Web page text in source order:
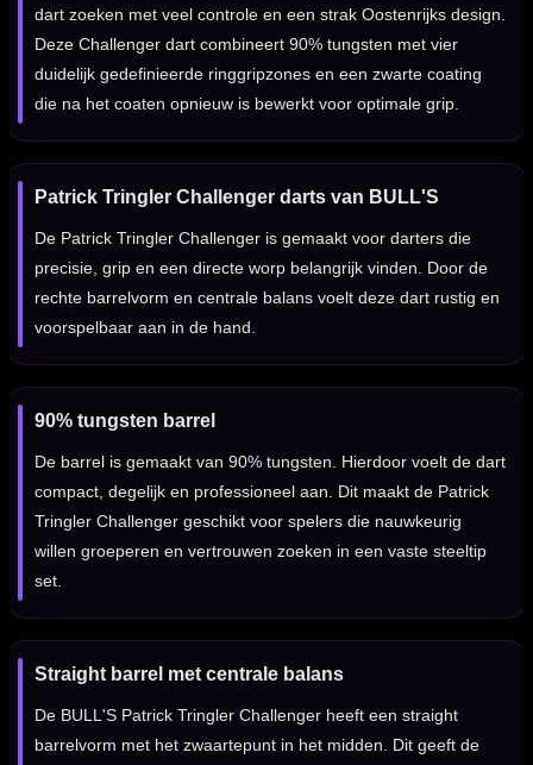
dart zoeken met veel controle en een strak Oostenrijks design.
Deze Challenger dart combineert 90% tungsten met vier
duidelijk gedefinieerde ringgripzones en een zwarte coating
die na het coaten opnieuw is bewerkt voor optimale grip.
Patrick Tringler Challenger darts van BULL'S
De Patrick Tringler Challenger is gemaakt voor darters die
precisie, grip en een directe worp belangrijk vinden. Door de
rechte barrelvorm en centrale balans voelt deze dart rustig en
voorspelbaar aan in de hand.
90% tungsten barrel
De barrel is gemaakt van 90% tungsten. Hierdoor voelt de dart
compact, degelijk en professioneel aan. Dit maakt de Patrick
Tringler Challenger geschikt voor spelers die nauwkeurig
willen groeperen en vertrouwen zoeken in een vaste steeltip
set.
Straight barrel met centrale balans
De BULL'S Patrick Tringler Challenger heeft een straight
barrelvorm met het zwaartepunt in het midden. Dit geeft de